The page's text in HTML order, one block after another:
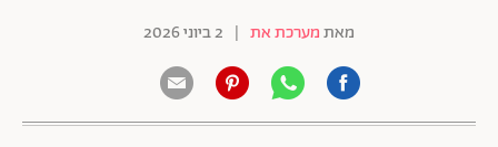
מאתמערכת את | 2 ביוני 2026